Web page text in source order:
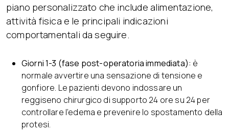
piano personalizzato che include alimentazione,
attività fisica e le principali indicazioni
comportamentali da seguire.
Giorni 1-3 (fase post-operatoria immediata): è
normale avvertire una sensazione di tensione e
gonfiore. Le pazienti devono indossare un
reggiseno chirurgico di supporto 24 ore su 24 per
controllare l’edema e prevenire lo spostamento della
protesi.